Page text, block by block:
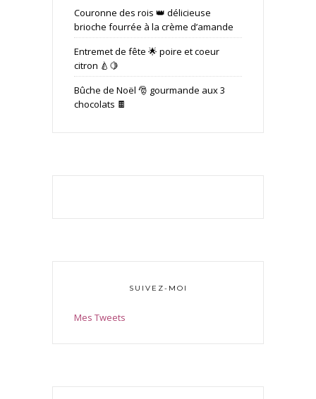
Couronne des rois 👑 délicieuse
brioche fourrée à la crème d’amande
Entremet de fête 🌟 poire et coeur
citron 🍐🍋
Bûche de Noël 🎅 gourmande aux 3
chocolats 🍫
SUIVEZ-MOI
Mes Tweets